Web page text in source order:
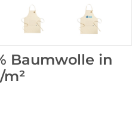
Baumwolle in